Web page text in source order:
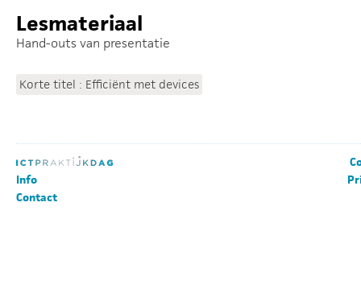
Lesmateriaal
Hand-outs van presentatie
Korte titel : Efficiënt met devices
Info
Contact